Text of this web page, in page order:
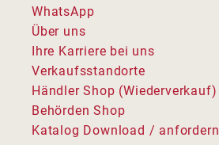
WhatsApp
Über uns
Ihre Karriere bei uns
Verkaufsstandorte
Händler Shop (Wiederverkauf)
Behörden Shop
Katalog Download / anfordern